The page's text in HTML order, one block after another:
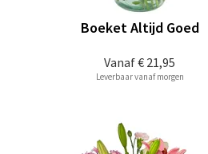
Vanaf€ 21,95
Boeket Altijd Goed
Leverbaar vanaf morgen